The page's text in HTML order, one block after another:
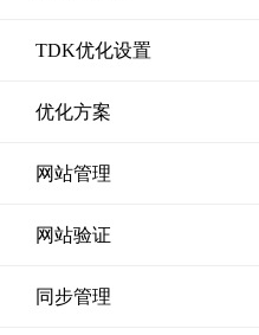
TDK优化设置
优化方案
网站管理
网站验证
同步管理